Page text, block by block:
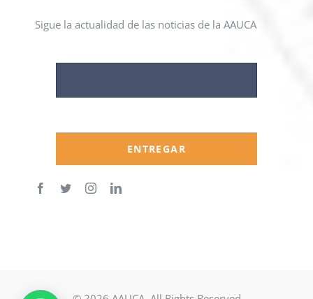
Sigue la actualidad de las noticias de la AAUCA
ENTREGAR